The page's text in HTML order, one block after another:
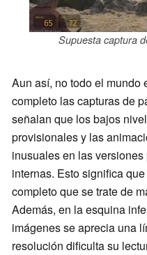
Supuesta captura
Aun así, no todo el mundo
completo las capturas de
señalan que los bajos
provisionales y las
inusuales en las
internas. Esto significa
completo que se trate de
Además, en la esquina
imágenes se aprecia una
resolución dificulta su